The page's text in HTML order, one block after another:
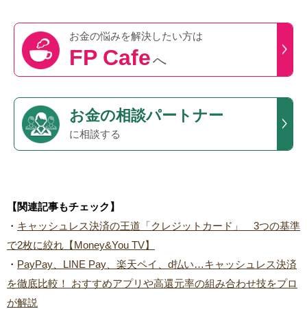
お金の悩みを解決したい方は
FP Cafeへ
お金の相談パートナー
に相談する
【関連記事もチェック】
・ キャッシュレス決済の王道「クレジットカード」 3つの基準
で2枚に絞れ【Money&You TV】
・ PayPay、LINE Pay、楽天ペイ、d払い…キャッシュレス決済
を徹底比較！ おすすめアプリや高還元率の組み合わせ技をプロ
が解説